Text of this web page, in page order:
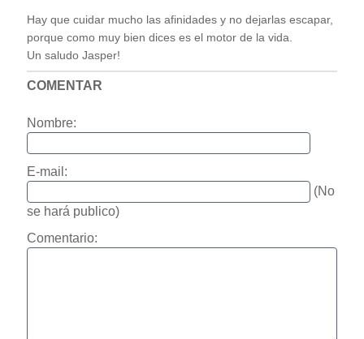
Hay que cuidar mucho las afinidades y no dejarlas escapar,
porque como muy bien dices es el motor de la vida.
Un saludo Jasper!
COMENTAR
Nombre:
E-mail:
(No
se hará publico)
Comentario: